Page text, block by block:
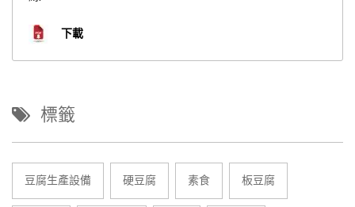
下載
標籤
豆腐生產設備 硬豆腐 素食 板豆腐